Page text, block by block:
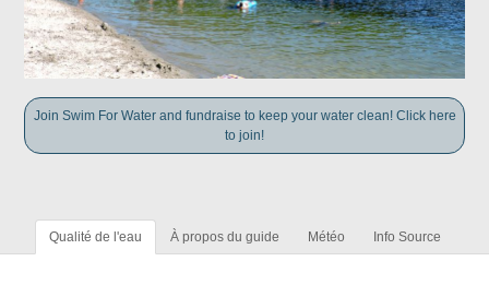
Join Swim For Water and fundraise to keep your water clean! Click here
to join!
Qualité de l'eau À propos du guide Météo Info Source